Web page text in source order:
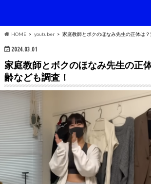
HOME youtuber 家庭教師とボクのほなみ先生の正体は？
2024.03.01
家庭教師とボクのほなみ先生の正
齢なども調査！